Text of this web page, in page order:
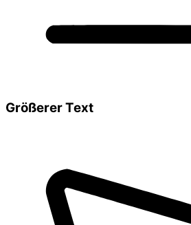
Größerer Text